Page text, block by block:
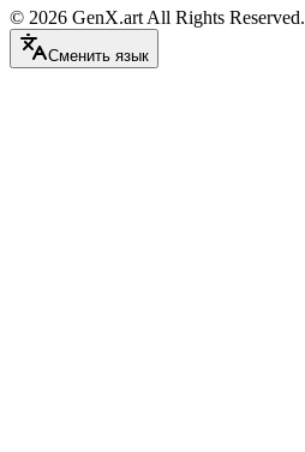
© 2026 GenX.art All Rights Reserved.
Сменить язык